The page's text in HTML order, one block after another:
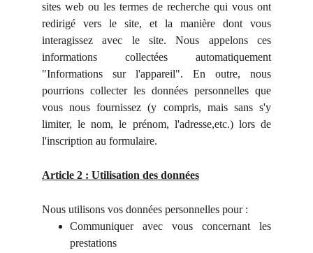
sites web ou les termes de recherche qui vous ont
redirigé vers le site, et la manière dont vous
interagissez avec le site. Nous appelons ces
informations collectées automatiquement
"Informations sur l'appareil". En outre, nous
pourrions collecter les données personnelles que
vous nous fournissez (y compris, mais sans s'y
limiter, le nom, le prénom, l'adresse,etc.) lors de
l'inscription au formulaire.
Article 2 : Utilisation des données
Nous utilisons vos données personnelles pour :
Communiquer avec vous concernant les
prestations